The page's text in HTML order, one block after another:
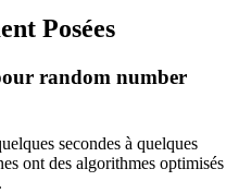
Posées
random number
secondes à quelques
ont des algorithmes optimisés